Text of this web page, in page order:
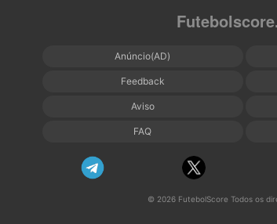
Anúncio(AD)
Feedback
Aviso
FAQ
© 2026 FutebolScore Todos os